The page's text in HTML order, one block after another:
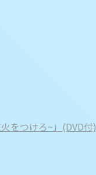
をつけろ~」(DVD付)